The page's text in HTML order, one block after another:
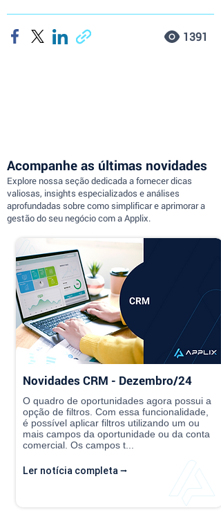
1391
Acompanhe as últimas novidades
Explore nossa seção dedicada a fornecer dicas
valiosas, insights especializados e análises
aprofundadas sobre como simplificar e aprimorar a
gestão do seu negócio com a Applix.
Novidades CRM - Dezembro/24
O quadro de oportunidades agora possui a
opção de filtros. Com essa funcionalidade,
é possível aplicar filtros utilizando um ou
mais campos da oportunidade ou da conta
comercial. Os campos t...
Ler notícia completa ⭢